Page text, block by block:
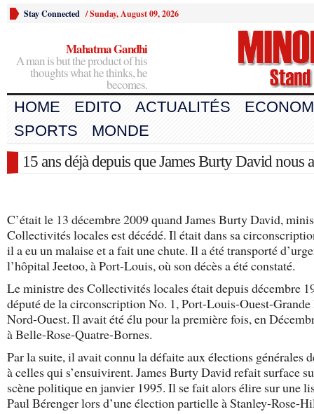
Stay Connected /Sunday, August 09, 2026
Mahatma Gandhi
A man is but the product of his
thoughts what he thinks, he
becomes.
HOME EDITO ACTUALITÉS
SPORTS
MONDE
15 ans déjà depuis que James Burty David nous
C’était le 13 décembre 2009 quand James Burty David,
Collectivités locales est décédé. Il était dans sa
il a eu un malaise et a fait une chute. Il a été transporté
l’hôpital Jeetoo, à Port-Louis, où son décès a été constaté.
Le ministre des Collectivités locales était depuis décembre
député de la circonscription No. 1, Port-Louis-Ouest-
Nord-Ouest. Il avait été élu pour la première fois, en
à Belle-Rose-Quatre-Bornes.
Par la suite, il avait connu la défaite aux élections générales
à celles qui s’ensuivirent. James Burty David refait surface
scène politique en janvier 1995. Il se fait alors élire sur une
Paul Bérenger lors d’une élection partielle à Stanley-Rose-